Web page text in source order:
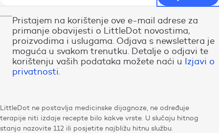
Pristajem na korištenje ove e-mail adrese za
primanje obavijesti o LittleDot novostima,
proizvodima i uslugama. Odjava s newslettera je
moguća u svakom trenutku. Detalje o odjavi te
korištenju vaših podataka možete naći u Izjavi o
privatnosti.
LittleDot ne postavlja medicinske dijagnoze, ne određuje
terapije niti izdaje recepte bilo kakve vrste. U slučaju hitnog
stanja nazovite 112 ili posjetite najbližu hitnu službu.